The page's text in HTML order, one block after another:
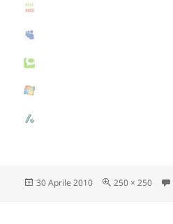
Scritto
30 Aprile 2010
Dimensione
250 × 250